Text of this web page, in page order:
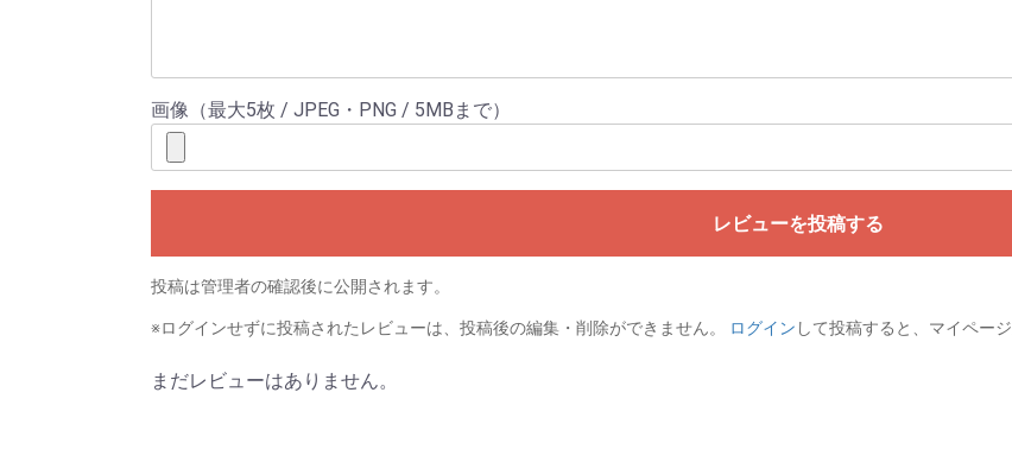
画像（最大5枚 / JPEG・PNG / 5MBまで）
レビューを投稿する
投稿は管理者の確認後に公開されます。
※ログインせずに投稿されたレビューは、投稿後の編集・削除ができません。 ログイン して投稿すると、マイペー
まだレビューはありません。